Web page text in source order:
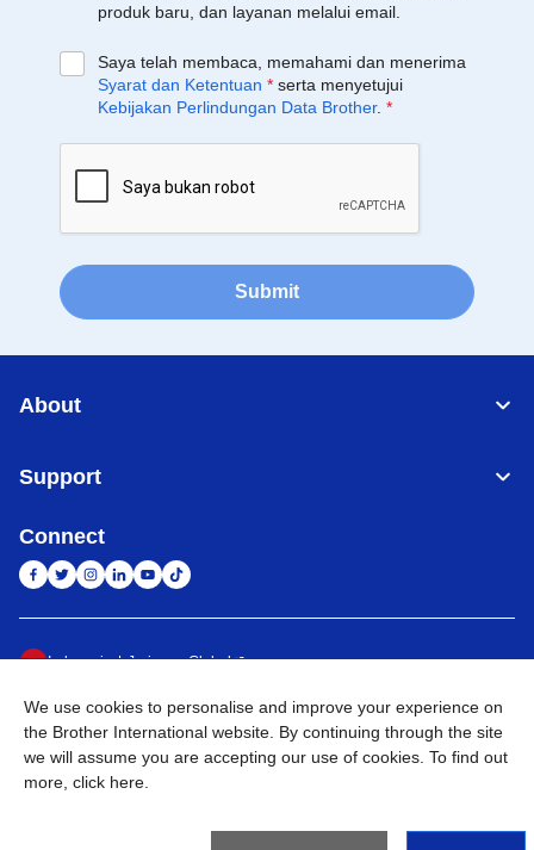
produk baru, dan layanan melalui email.
Saya telah membaca, memahami dan menerima
Syarat dan Ketentuan * serta menyetujui
Kebijakan Perlindungan Data Brother. *
Submit
About
Support
Connect
Indonesia Jaringan Global
Privacy Policy Ketentuan Penggunaan Site Map Kunjungi Situs Global
©2026BROTHER INTERNATIONAL SALES INDONESIA All
We use cookies to personalise and improve your experience on
the Brother International website. By continuing through the site
we will assume you are accepting our use of cookies. To find out
more, click here